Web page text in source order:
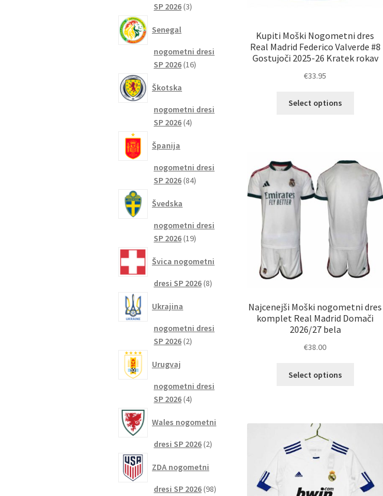
Kupiti Moški Nogometni dres
Real Madrid Federico Valverde #8
Gostujoči 2025-26 Kratek rokav
€33.95
Select options
Možnosti
lahko
izberete
strani
izdelka
Najcenejši Moški nogometni dres
komplet Real Madrid Domači
2026/27 bela
€38.00
Select options
različic.
na
strani
SP 2026 33
Senegal
nogometni dresi
SP 2026 1616
Škotska
nogometni dresi
SP 2026 44
Španija
nogometni dresi
SP 2026 8484
Švedska
nogometni dresi
SP 2026 1919
Švica nogometni
dresi SP 2026 88
Ukrajina
nogometni dresi
SP 2026 22
Urugvaj
nogometni dresi
SP 2026 44
Wales nogometni
dresi SP 2026 22
ZDA nogometni
dresi SP 2026 9898